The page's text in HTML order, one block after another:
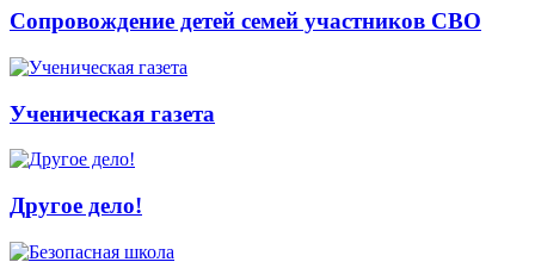
Сопровождение детей семей участников СВО
Ученическая газета
Другое дело!